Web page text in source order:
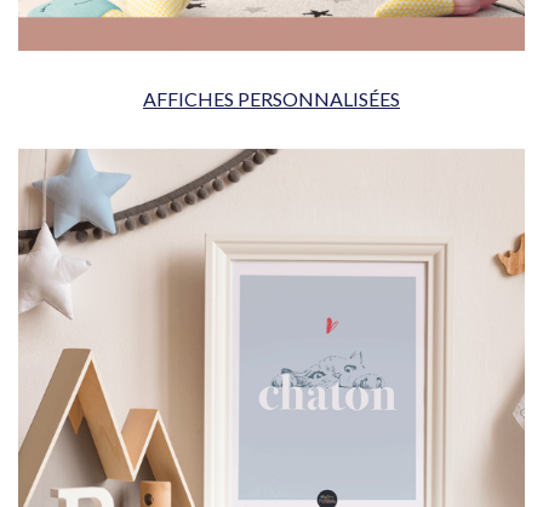
AFFICHES PERSONNALISÉES